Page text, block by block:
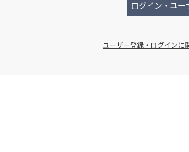
ログイン・ユー
ユーザー登録・ログインに